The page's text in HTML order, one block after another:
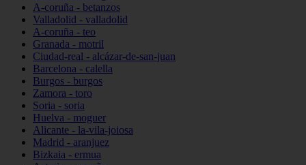
A-coruña - betanzos
Valladolid - valladolid
A-coruña - teo
Granada - motril
Ciudad-real - alcázar-de-san-juan
Barcelona - calella
Burgos - burgos
Zamora - toro
Soria - soria
Huelva - moguer
Alicante - la-vila-joiosa
Madrid - aranjuez
Bizkaia - ermua